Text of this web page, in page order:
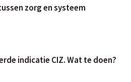
zorg en systeem
indicatie CIZ. Wat te doen?